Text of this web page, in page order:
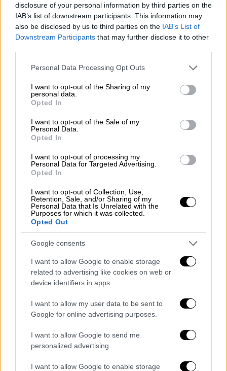
disclosure of your personal information by third parties on the
IAB’s list of downstream participants. This information may
also be disclosed by us to third parties on the IAB’s List of
Downstream Participants that may further disclose it to other
Please note that this website/app uses one or more Google
not limited to your visit or usage behaviour. You may click to
grant or deny consent to Google and its third-party tags to
use your data for below specified purposes in below Google
consent section.
Personal Data Processing Opt Outs
I want to opt-out of the Sharing of my
personal data.
Opted In
I want to opt-out of the Sale of my
Personal Data.
Opted In
I want to opt-out of processing my
Personal Data for Targeted Advertising.
Opted In
I want to opt-out of Collection, Use,
Retention, Sale, and/or Sharing of my
Personal Data that Is Unrelated with the
Purposes for which it was collected.
Opted Out
Google consents
I want to allow Google to enable storage
related to advertising like cookies on web or
device identifiers in apps.
I want to allow my user data to be sent to
Google for online advertising purposes.
I want to allow Google to send me
personalized advertising.
I want to allow Google to enable storage
Ελλάδα
Θεσσαλονίκη: Ένας τραυματίας σε
εργατικό ατύχημα
Έπεσε από ύψος τριών μέτρων ενώ
εκτελούσε εργασίες